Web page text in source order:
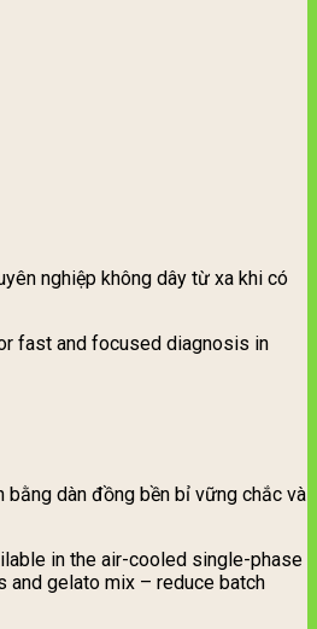
nghiệp không dây từ xa khi có
fast and focused diagnosis in
dàn đồng bền bỉ vững chắc và
in the air-cooled single-phase
and gelato mix – reduce batch